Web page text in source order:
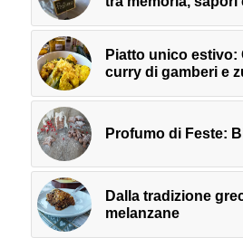
Piatto unico
curry di gamberi e
Profumo di Feste:
Dalla tradizione
melanzane